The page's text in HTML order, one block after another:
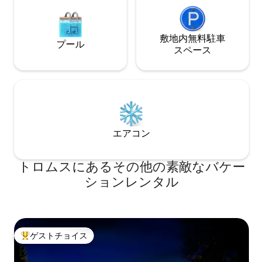
プール
敷地内無料駐⁠車
ス⁠ペ⁠ー⁠ス
エアコン
トロムスにあるその他の素敵なバケー
ションレンタル
大好評のゲストチョイスです。
ゲストチョイス